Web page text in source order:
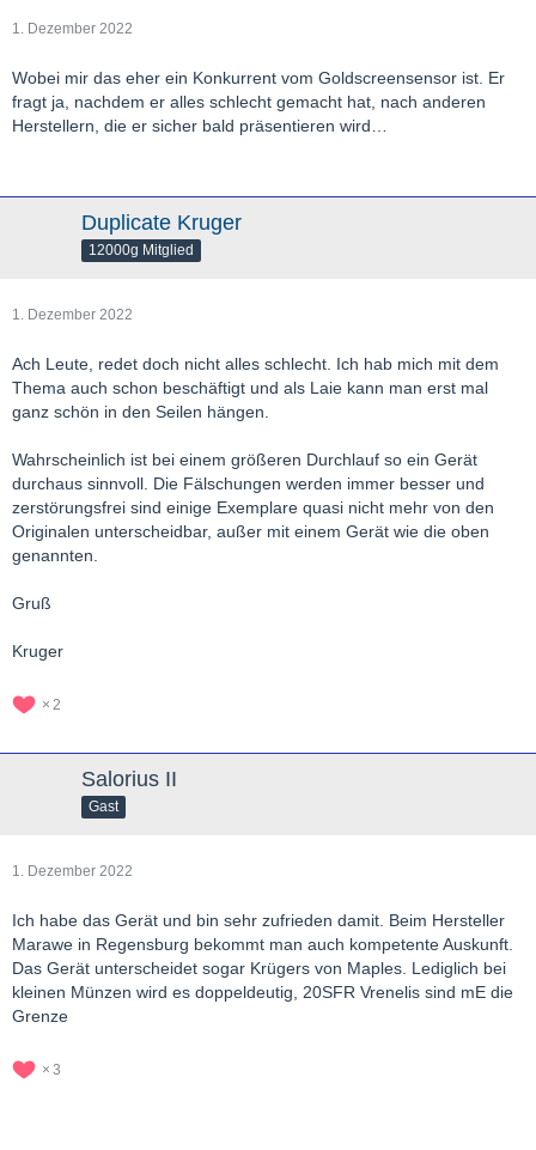
1. Dezember 2022
Wobei mir das eher ein Konkurrent vom Goldscreensensor ist. Er
fragt ja, nachdem er alles schlecht gemacht hat, nach anderen
Herstellern, die er sicher bald präsentieren wird…
Duplicate Kruger
12000g Mitglied
1. Dezember 2022
Ach Leute, redet doch nicht alles schlecht. Ich hab mich mit dem
Thema auch schon beschäftigt und als Laie kann man erst mal
ganz schön in den Seilen hängen.
Wahrscheinlich ist bei einem größeren Durchlauf so ein Gerät
durchaus sinnvoll. Die Fälschungen werden immer besser und
zerstörungsfrei sind einige Exemplare quasi nicht mehr von den
Originalen unterscheidbar, außer mit einem Gerät wie die oben
genannten.
Gruß
Kruger
2
Salorius II
Gast
1. Dezember 2022
Ich habe das Gerät und bin sehr zufrieden damit. Beim Hersteller
Marawe in Regensburg bekommt man auch kompetente Auskunft.
Das Gerät unterscheidet sogar Krügers von Maples. Lediglich bei
kleinen Münzen wird es doppeldeutig, 20SFR Vrenelis sind mE die
Grenze
3